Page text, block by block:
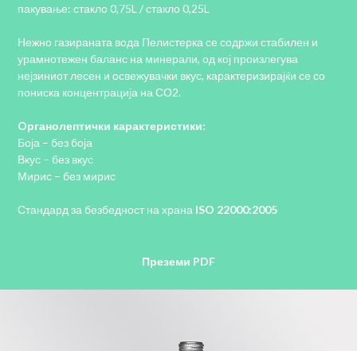
пакување:стакло 0,75L / стакло 0,25L
Нежно газираната вода Пелистерка се содржи стабилен и
урамнотежен баланс на минерали, од кој произлегува
нејзиниот лесен и освежувачки вкус, карактеризирајќи се со
пониска концентрација на СО2.
Oрганолептички карактеристики:
Боја – без боја
Вкус – без вкус
Мирис – без мирис
Стандард за безбедност на храна ISO 22000:2005
Преземи PDF